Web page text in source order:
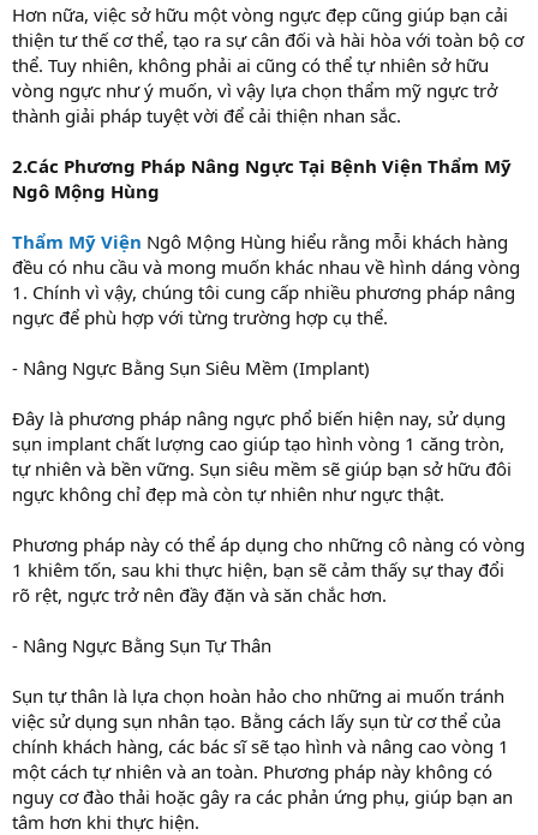
Hơn nữa, việc sở hữu một vòng ngực đẹp cũng giúp bạn cải
thiện tư thế cơ thể, tạo ra sự cân đối và hài hòa với toàn bộ cơ
thể. Tuy nhiên, không phải ai cũng có thể tự nhiên sở hữu
vòng ngực như ý muốn, vì vậy lựa chọn thẩm mỹ ngực trở
thành giải pháp tuyệt vời để cải thiện nhan sắc.
2.Các Phương Pháp Nâng Ngực Tại Bệnh Viện Thẩm Mỹ
Ngô Mộng Hùng
Thẩm Mỹ Viện Ngô Mộng Hùng hiểu rằng mỗi khách hàng
đều có nhu cầu và mong muốn khác nhau về hình dáng vòng
1. Chính vì vậy, chúng tôi cung cấp nhiều phương pháp nâng
ngực để phù hợp với từng trường hợp cụ thể.
- Nâng Ngực Bằng Sụn Siêu Mềm (Implant)
Đây là phương pháp nâng ngực phổ biến hiện nay, sử dụng
sụn implant chất lượng cao giúp tạo hình vòng 1 căng tròn,
tự nhiên và bền vững. Sụn siêu mềm sẽ giúp bạn sở hữu đôi
ngực không chỉ đẹp mà còn tự nhiên như ngực thật.
Phương pháp này có thể áp dụng cho những cô nàng có vòng
1 khiêm tốn, sau khi thực hiện, bạn sẽ cảm thấy sự thay đổi
rõ rệt, ngực trở nên đầy đặn và săn chắc hơn.
- Nâng Ngực Bằng Sụn Tự Thân
Sụn tự thân là lựa chọn hoàn hảo cho những ai muốn tránh
việc sử dụng sụn nhân tạo. Bằng cách lấy sụn từ cơ thể của
chính khách hàng, các bác sĩ sẽ tạo hình và nâng cao vòng 1
một cách tự nhiên và an toàn. Phương pháp này không có
nguy cơ đào thải hoặc gây ra các phản ứng phụ, giúp bạn an
tâm hơn khi thực hiện.